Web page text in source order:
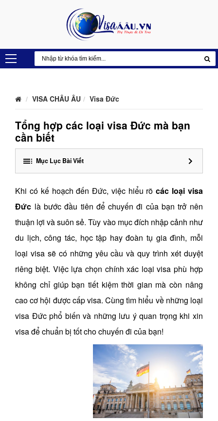
VISA CHÂU ÂU Visa Đức
Tổng hợp các loại visa Đức mà bạn
cần biết
Mục Lục Bài Viết
Khi có kế hoạch đến Đức, việc hiểu rõcác loại visa
Đức là bước đầu tiên để chuyến đi của bạn trở nên
thuận lợi và suôn sẻ. Tùy vào mục đích nhập cảnh như
du lịch, công tác, học tập hay đoàn tụ gia đình, mỗi
loại visa sẽ có những yêu cầu và quy trình xét duyệt
riêng biệt. Việc lựa chọn chính xác loại visa phù hợp
không chỉ giúp bạn tiết kiệm thời gian mà còn nâng
cao cơ hội được cấp visa. Cùng tìm hiểu về những loại
visa Đức phổ biến và những lưu ý quan trọng khi xin
visa để chuẩn bị tốt cho chuyến đi của bạn!